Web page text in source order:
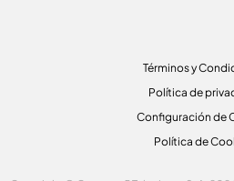
Términos y
Política de
Configuración de
Política de